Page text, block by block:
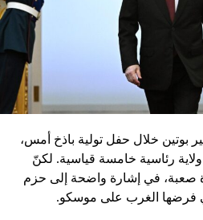
بوتين خلال حفل تولية باذخ أمس،
ولاية رئاسية خامسة قياسية. لكنّ
صعبة، في إشارة واضحة إلى حزم
فرضها الغرب على موسكو.
الروسية، بينما لم توفد دول
تفاقم التوتر حيال الحرب في
«المتوّج»: «نحن متّحدون وأمة